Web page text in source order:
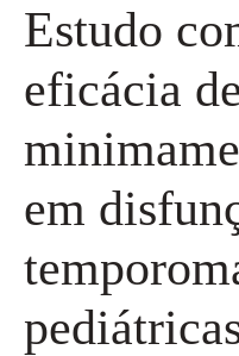
Estudo
eficácia
em